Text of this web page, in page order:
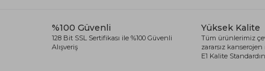
%100 Güvenli
128 Bit SSL Sertifikası ile %100 Güvenli
Alışveriş
Yüksek Kalite
Tüm ürünlerimiz
zararsız
E1 Kalite